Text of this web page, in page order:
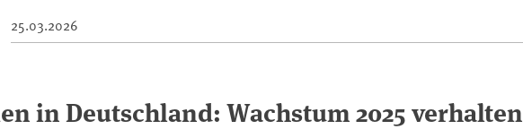
25.03.2026
in Deutschland: Wachstum 2025 verhalten